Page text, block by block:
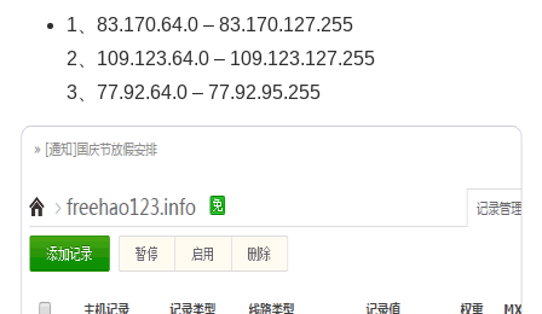
1、83.170.64.0 – 83.170.127.255
2、109.123.64.0 – 109.123.127.255
3、77.92.64.0 – 77.92.95.255